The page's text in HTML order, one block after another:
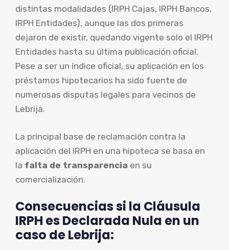
distintas modalidades (IRPH Cajas, IRPH Bancos,
IRPH Entidades), aunque las dos primeras
dejaron de existir, quedando vigente solo el IRPH
Entidades hasta su última publicación oficial.
Pese a ser un índice oficial, su aplicación en los
préstamos hipotecarios ha sido fuente de
numerosas disputas legales para vecinos de
Lebrija.
La principal base de reclamación contra la
aplicación del IRPH en una hipoteca se basa en
la falta de transparencia en su
comercialización.
Consecuencias si la Cláusula
IRPH es Declarada Nula en un
caso de Lebrija: